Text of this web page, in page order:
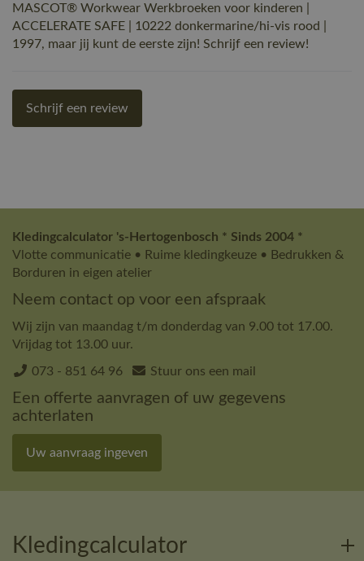
MASCOT® Workwear Werkbroeken voor kinderen |
ACCELERATE SAFE | 10222 donkermarine/hi-vis rood |
1997, maar jij kunt de eerste zijn! Schrijf een review!
Schrijf een review
Kledingcalculator 's-Hertogenbosch * Sinds 2004 *
Vlotte communicatie • Ruime kledingkeuze • Bedrukken &
Borduren in eigen atelier
Neem contact op voor een afspraak
Wij zijn van maandag t/m donderdag van 9.00 tot 17.00.
Vrijdag tot 13.00 uur.
073 - 851 64 96 Stuur ons een mail
Een offerte aanvragen of uw gegevens
achterlaten
Uw aanvraag ingeven
Kledingcalculator